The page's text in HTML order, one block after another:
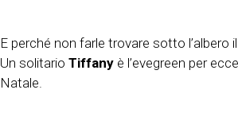
E perché non farle trovare sotto l’albero
Un solitario Tiffany è l’evegreen per
Natale.